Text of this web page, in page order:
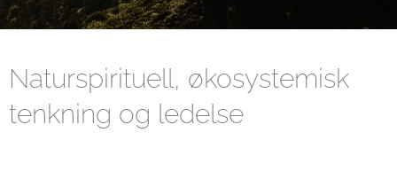
Naturspirituell, økosystemisk
tenkning og ledelse